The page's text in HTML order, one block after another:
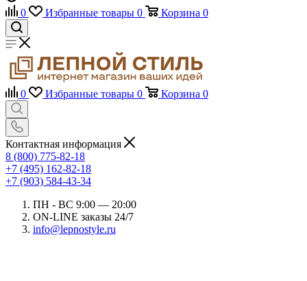
0 Избранные товары 0 Корзина 0
0 Избранные товары 0 Корзина 0
Контактная информация
8 (800) 775-82-18
+7 (495) 162-82-18
+7 (903) 584-43-34
ПН - ВС 9:00 — 20:00
ON-LINE заказы 24/7
info@lepnostyle.ru